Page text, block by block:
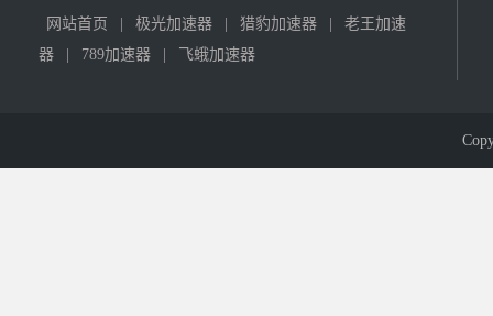
网站首页 极光加速器 猎豹加速器
老王加速
器
789加速器 飞蛾加速器